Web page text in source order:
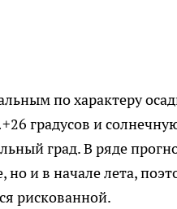
по характеру
градусов и
град. В ряде
и в начале лета,
рискованной.